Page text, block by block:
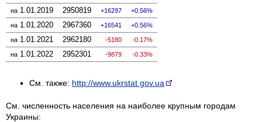
на 1.01.2019 2950819 16297 0.56%
на 1.01.2020 2967360 16541 0.56%
на 1.01.2021 2962180 -5180 -0.17%
на 1.01.2022 2952301 -9879 -0.33%
См. также: http://www.ukrstat.gov.ua
См. численность населения на наиболее крупным городам
Украины: